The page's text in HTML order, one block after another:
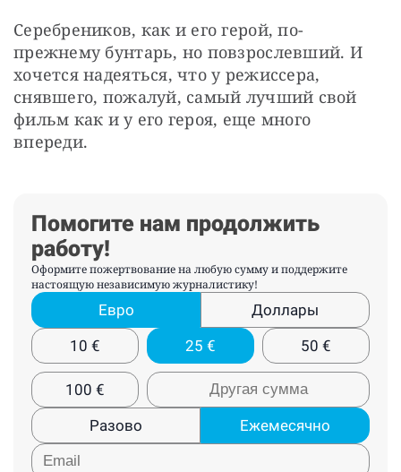
Серебреников, как и его герой, по-
прежнему бунтарь, но повзрослевший. И
хочется надеяться, что у режиссера,
снявшего, пожалуй, самый лучший свой
фильм как и у его героя, еще много
впереди.
Помогите нам продолжить
работу!
Оформите пожертвование на любую сумму и поддержите
настоящую независимую журналистику!
Евро
Доллары
10 € 25 € 50 €
100 €
Разово
Ежемесячно